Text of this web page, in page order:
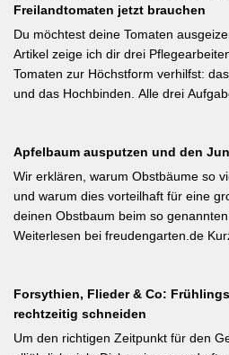
mit Abstand zum Pflanzenstamm, um
Besonders wertvoll: Häufige Fehler
die Verwendung von frischem
werden klar benannt. [Thema-Tag:
#BiologischerGartenbau]
Freilandtomaten jetzt brauchen
Du möchtest deine Tomaten
Artikel zeige ich dir drei
Tomaten zur Höchstform verhilfst:
und das Hochbinden. Alle drei
Tomatenkrankheit Braunfäule
Wurzelwerk – Gartenwissen von
illustrierter Praxis-Leitfaden: Das
dem Auspflanzen und sollte
Geiztriebe morgens entfernen, damit
interessant: Der Artikel diskutiert,
Ausgeizen kontraproduktiv ist – etwa
von Seitentrieben profitieren.
Apfelbaum ausputzen und den
Wir erklären, warum Obstbäume so
und warum dies vorteilhaft für eine
deinen Obstbaum beim so
Weiterlesen bei freudengarten.de
% der Blüten werden zu Früchten,
dem Junifall beugt der Alternanz
Ertragsjahren) vor. Für Äpfel und
Forsythien, Flieder & Co:
rechtzeitig schneiden
Um den richtigen Zeitpunkt für den